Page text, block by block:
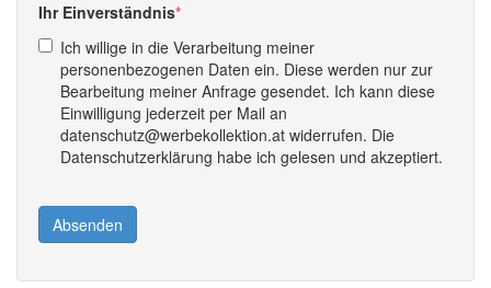
Ihr Einverständnis
Ich willige in die Verarbeitung meiner
personenbezogenen Daten ein. Diese werden nur zur
Bearbeitung meiner Anfrage gesendet. Ich kann diese
Einwilligung jederzeit per Mail an
datenschutz@werbekollektion.at widerrufen. Die
Datenschutzerklärung habe ich gelesen und akzeptiert.
Absenden